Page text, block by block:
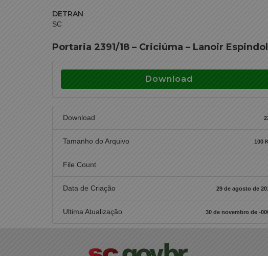
DETRAN
SC
Portaria 2391/18 – Criciúma – Lanoir
Download
Download
Tamanho do Arquivo 100
File Count
Data de Criação 29 de agosto de
Ultima Atualização 30 de novembro de -